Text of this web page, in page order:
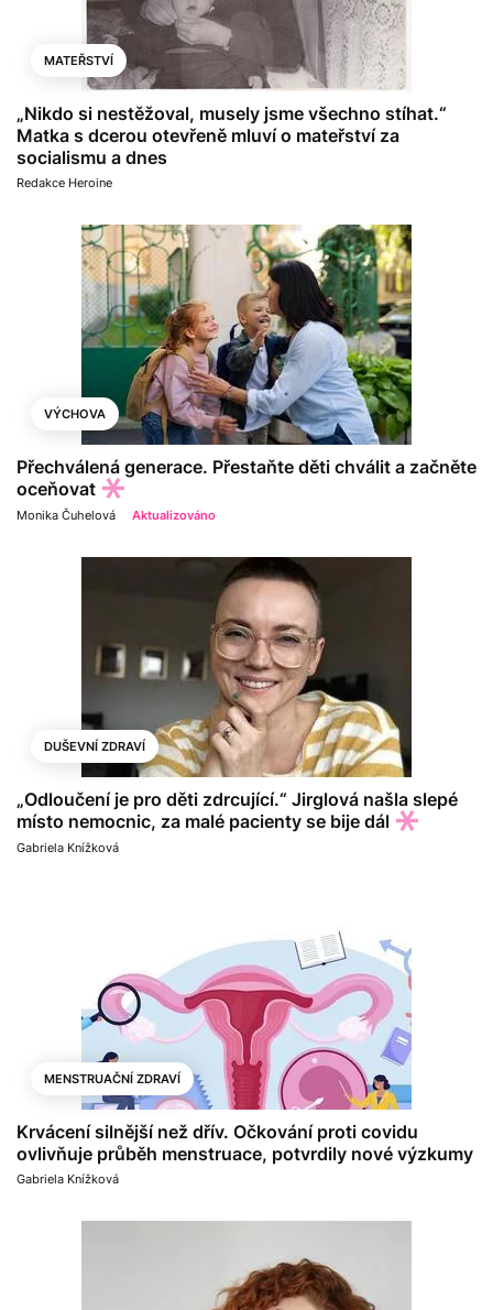
MATEŘSTVÍ
„Nikdo si nestěžoval, musely jsme všechno stíhat.“
Matka s dcerou otevřeně mluví o mateřství za
socialismu a dnes
Redakce Heroine
VÝCHOVA
Přechválená generace. Přestaňte děti chválit a začněte
oceňovat
Monika Čuhelová Aktualizováno
DUŠEVNÍ ZDRAVÍ
„Odloučení je pro děti zdrcující.“ Jirglová našla slepé
místo nemocnic, za malé pacienty se bije dál
Gabriela Knížková
MENSTRUAČNÍ ZDRAVÍ
Krvácení silnější než dřív. Očkování proti covidu
ovlivňuje průběh menstruace, potvrdily nové výzkumy
Gabriela Knížková